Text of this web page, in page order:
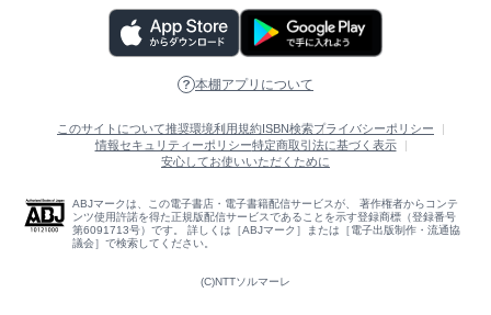
本棚アプリについて
このサイトについて推奨環境利用規約ISBN検索プライバシーポリシー
情報セキュリティーポリシー特定商取引法に基づく表示
安心してお使いいただくために
ABJマークは、この電子書店・電子書籍配信サービスが、 著作権者からコンテ
ンツ使用許諾を得た正規版配信サービスであることを示す登録商標（登録番号
第6091713号）です。 詳しくは［ABJマーク］または［電子出版制作・流通協
議会］で検索してください。
(C)NTTソルマーレ